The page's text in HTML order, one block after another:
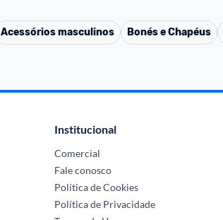
Acessórios masculinos Bonés e Chapéus
Institucional
Comercial
Fale conosco
Política de Cookies
Política de Privacidade